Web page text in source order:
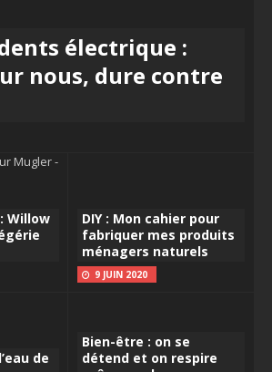
électrique :
nous, dure contre
Willow
DIY : Mon cahier pour
fabriquer mes produits
ménagers naturels
9 JUIN 2020
de
Bien-être : on se
détend et on respire